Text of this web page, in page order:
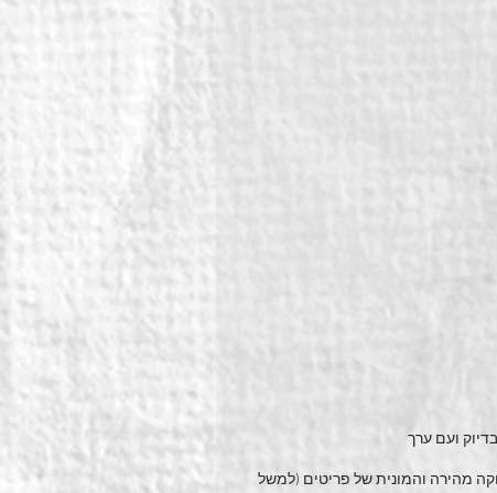
ועם ערך
מהירה והמונית של פריטים (למשל